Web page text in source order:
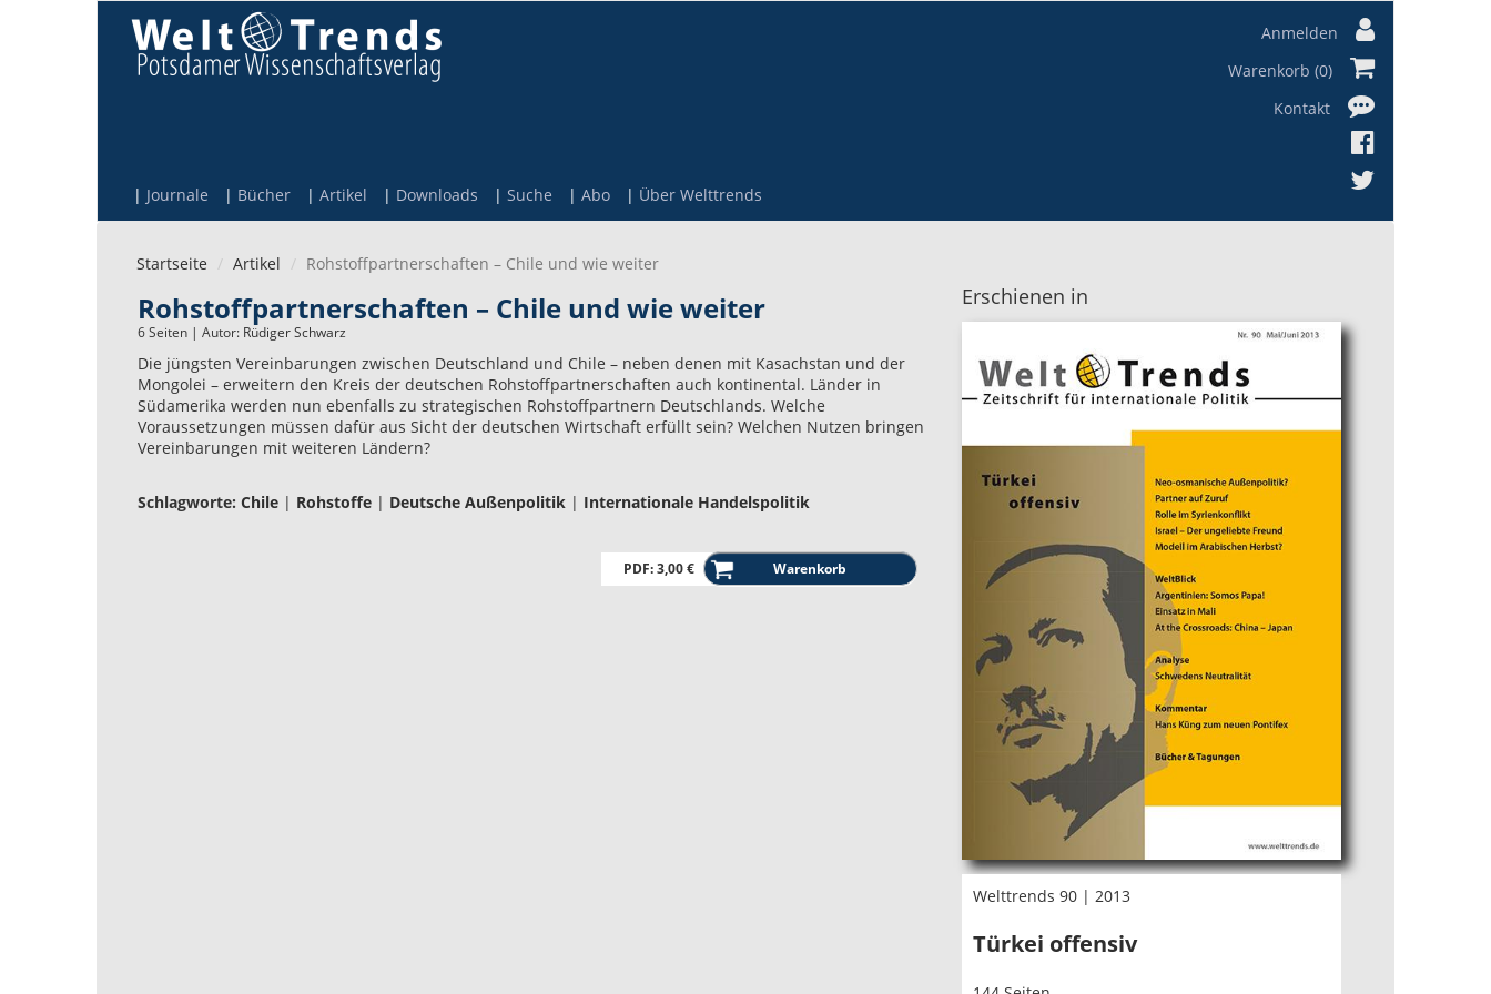
Journale Bücher Artikel Downloads Suche Abo Über Welttrends
Anmelden
Warenkorb (0)
Kontakt
Startseite Artikel Rohstoffpartnerschaften – Chile und wie weiter
Rohstoffpartnerschaften – Chile und wie weiter
6 Seiten | Autor: Rüdiger Schwarz
Die jüngsten Vereinbarungen zwischen Deutschland und Chile – neben denen mit Kasachstan und der
Mongolei – erweitern den Kreis der deutschen Rohstoffpartnerschaften auch kontinental. Länder in
Südamerika werden nun ebenfalls zu strategischen Rohstoffpartnern Deutschlands. Welche
Voraussetzungen müssen dafür aus Sicht der deutschen Wirtschaft erfüllt sein? Welchen Nutzen bringen
Vereinbarungen mit weiteren Ländern?
Schlagworte: Chile | Rohstoffe | Deutsche Außenpolitik | Internationale Handelspolitik
PDF: 3,00 €
Erschienen in
Welttrends 90 | 2013
Türkei offensiv